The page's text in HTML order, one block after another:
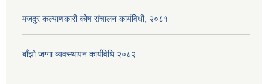
मजदुर कल्याणकारी कोष संचालन कार्यविधी, २०८१
बाँझो जग्गा व्यवस्थापन कार्यविधि २०८२